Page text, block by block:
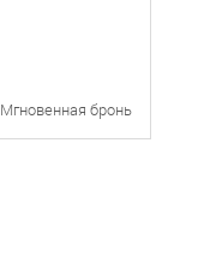
Мгновенная бронь